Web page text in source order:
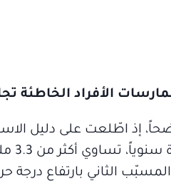
الأفراد الخاطئة
إذ اطّلعت على دليل
فريق
الثاني بارتفاع درجة